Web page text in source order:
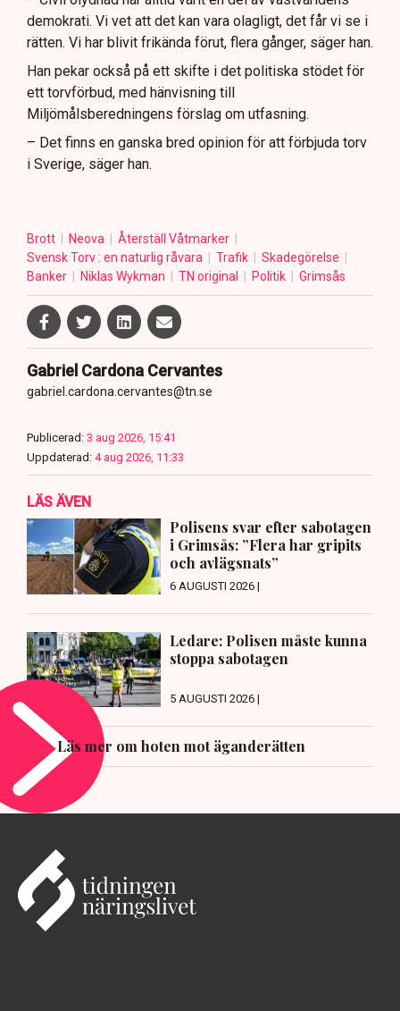
demokrati. Vi vet att det kan vara olagligt, det får vi se i
rätten. Vi har blivit frikända förut, flera gånger, säger han.
Han pekar också på ett skifte i det politiska stödet för
ett torvförbud, med hänvisning till
Miljömålsberedningens förslag om utfasning.
– Det finns en ganska bred opinion för att förbjuda torv
i Sverige, säger han.
Brott Neova
Återställ Våtmarker
Svensk Torv : en naturlig råvara
Trafik
Skadegörelse
Banker
Niklas Wykman TN original Politik Grimsås
Gabriel Cardona Cervantes
gabriel.cardona.cervantes@tn.se
Publicerad: 3 aug 2026, 15:41
Uppdaterad: 4 aug 2026, 11:33
LÄS ÄVEN
Polisens svar efter sabotagen
i Grimsås: ”Flera har gripits
och avlägsnats”
6 AUGUSTI 2026 |
Ledare: Polisen måste kunna
stoppa sabotagen
5 AUGUSTI 2026 |
Läs mer om hoten mot äganderätten